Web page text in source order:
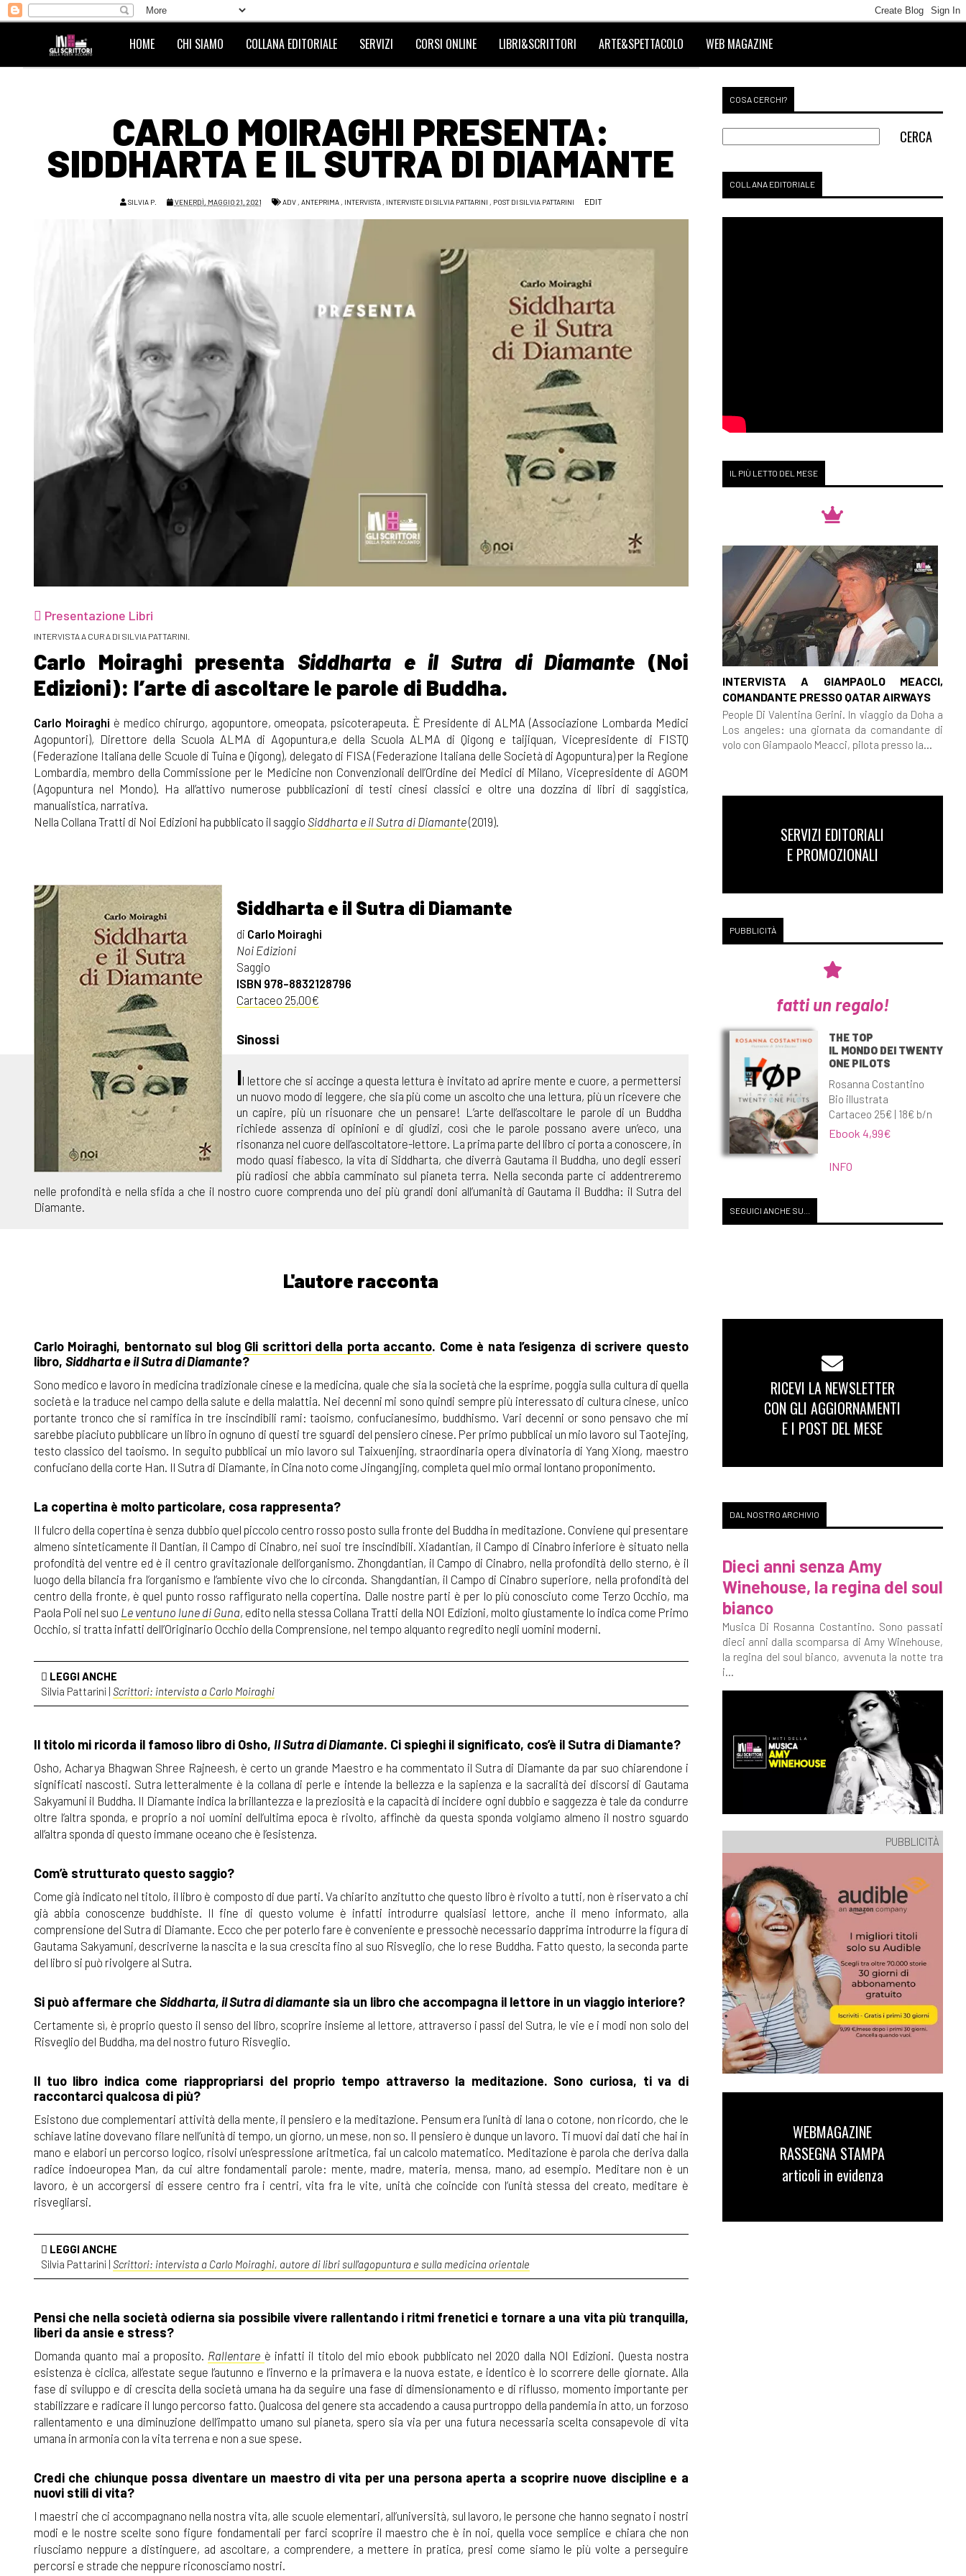
HOME CHI SIAMO COLLANA EDITORIALE SERVIZI CORSI ONLINE LIBRI&SCRITTORI ARTE&SPETTACOLO WEB MAGAZINE
CARLO MOIRAGHI PRESENTA:
SIDDHARTA E IL SUTRA DI DIAMANTE
SILVIA P. VENERDÌ, MAGGIO 21, 2021 ADV, ANTEPRIMA, INTERVISTA, INTERVISTE DI SILVIA PATTARINI , POST DI SILVIA PATTARINI EDIT
Presentazione Libri
INTERVISTA A CURA DI SILVIA PATTARINI.
Carlo Moiraghi presenta Siddharta e il Sutra di Diamante (Noi
Edizioni): l’arte di ascoltare le parole di Buddha.
Carlo Moiraghi è medico chirurgo, agopuntore, omeopata, psicoterapeuta. È Presidente di ALMA (Associazione Lombarda Medici
Agopuntori), Direttore della Scuola ALMA di Agopuntura,e della Scuola ALMA di Qigong e taijiquan, Vicepresidente di FISTQ
(Federazione Italiana delle Scuole di Tuina e Qigong), delegato di FISA (Federazione Italiana delle Società di Agopuntura) per la Regione
Lombardia, membro della Commissione per le Medicine non Convenzionali dell’Ordine dei Medici di Milano, Vicepresidente di AGOM
(Agopuntura nel Mondo). Ha all’attivo numerose pubblicazioni di testi cinesi classici e oltre una dozzina di libri di saggistica,
manualistica, narrativa.
Nella Collana Tratti di Noi Edizioni ha pubblicato il saggio Siddharta e il Sutra di Diamante(2019).
Siddharta e il Sutra di Diamante
di Carlo Moiraghi
Noi Edizioni
Saggio
ISBN 978-8832128796
Cartaceo 25,00€
Sinossi
Il lettore che si accinge a questa lettura è invitato ad aprire mente e cuore, a permettersi
un nuovo modo di leggere, che sia più come un ascolto che una lettura, più un ricevere che
un capire, più un risuonare che un pensare! L’arte dell’ascoltare le parole di un Buddha
richiede assenza di opinioni e di giudizi, così che le parole possano avere un’eco, una
risonanza nel cuore dell’ascoltatore-lettore. La prima parte del libro ci porta a conoscere, in
modo quasi fiabesco, la vita di Siddharta, che diverrà Gautama il Buddha, uno degli esseri
più radiosi che abbia camminato sul pianeta terra. Nella seconda parte ci addentreremo
nelle profondità e nella sfida a che il nostro cuore comprenda uno dei più grandi doni all’umanità di Gautama il Buddha: il Sutra del
Diamante.
L'autore racconta
Carlo Moiraghi, bentornato sul blog Gli scrittori della porta accanto. Come è nata l’esigenza di scrivere questo
libro, Siddharta e il Sutra di Diamante?
Sono medico e lavoro in medicina tradizionale cinese e la medicina, quale che sia la società che la esprime, poggia sulla cultura di quella
società e la traduce nel campo della salute e della malattia. Nei decenni mi sono quindi sempre più interessato di cultura cinese, unico
portante tronco che si ramifica in tre inscindibili rami: taoismo, confucianesimo, buddhismo. Vari decenni or sono pensavo che mi
sarebbe piaciuto pubblicare un libro in ognuno di questi tre sguardi del pensiero cinese. Per primo pubblicai un mio lavoro sul Taotejing,
testo classico del taoismo. In seguito pubblicai un mio lavoro sul Taixuenjing, straordinaria opera divinatoria di Yang Xiong, maestro
confuciano della corte Han. Il Sutra di Diamante, in Cina noto come Jingangjing, completa quel mio ormai lontano proponimento.
La copertina è molto particolare, cosa rappresenta?
Il fulcro della copertina è senza dubbio quel piccolo centro rosso posto sulla fronte del Buddha in meditazione. Conviene qui presentare
almeno sinteticamente il Dantian, il Campo di Cinabro, nei suoi tre inscindibili. Xiadantian, il Campo di Cinabro inferiore è situato nella
profondità del ventre ed è il centro gravitazionale dell’organismo. Zhongdantian, il Campo di Cinabro, nella profondità dello sterno, è il
luogo della bilancia fra l’organismo e l’ambiente vivo che lo circonda. Shangdantian, il Campo di Cinabro superiore, nella profondità del
centro della fronte, è quel punto rosso raffigurato nella copertina. Dalle nostre parti è per lo più conosciuto come Terzo Occhio, ma
Paola Poli nel suo Le ventuno lune di Guna, edito nella stessa Collana Tratti della NOI Edizioni, molto giustamente lo indica come Primo
Occhio, si tratta infatti dell’Originario Occhio della Comprensione, nel tempo alquanto regredito negli uomini moderni.
LEGGI ANCHE
Silvia Pattarini | Scrittori: intervista a Carlo Moiraghi
Il titolo mi ricorda il famoso libro di Osho, Il Sutra di Diamante. Ci spieghi il significato, cos’è il Sutra di Diamante?
Osho, Acharya Bhagwan Shree Rajneesh, è certo un grande Maestro e ha commentato il Sutra di Diamante da par suo chiarendone i
significati nascosti. Sutra letteralmente è la collana di perle e intende la bellezza e la sapienza e la sacralità dei discorsi di Gautama
Sakyamuni il Buddha. Il Diamante indica la brillantezza e la preziosità e la capacità di incidere ogni dubbio e saggezza è tale da condurre
oltre l’altra sponda, e proprio a noi uomini dell’ultima epoca è rivolto, affinchè da questa sponda volgiamo almeno il nostro sguardo
all’altra sponda di questo immane oceano che è l’esistenza.
Com’è strutturato questo saggio?
Come già indicato nel titolo, il libro è composto di due parti. Va chiarito anzitutto che questo libro è rivolto a tutti, non è riservato a chi
già abbia conoscenze buddhiste. Il fine di questo volume è infatti introdurre qualsiasi lettore, anche il meno informato, alla
comprensione del Sutra di Diamante. Ecco che per poterlo fare è conveniente e pressochè necessario dapprima introdurre la figura di
Gautama Sakyamuni, descriverne la nascita e la sua crescita fino al suo Risveglio, che lo rese Buddha. Fatto questo, la seconda parte
del libro si può rivolgere al Sutra.
Si può affermare che Siddharta, il Sutra di diamante sia un libro che accompagna il lettore in un viaggio interiore?
Certamente sì, è proprio questo il senso del libro, scoprire insieme al lettore, attraverso i passi del Sutra, le vie e i modi non solo del
Risveglio del Buddha, ma del nostro futuro Risveglio.
Il tuo libro indica come riappropriarsi del proprio tempo attraverso la meditazione. Sono curiosa, ti va di
raccontarci qualcosa di più?
Esistono due complementari attività della mente, il pensiero e la meditazione. Pensum era l’unità di lana o cotone, non ricordo, che le
schiave latine dovevano filare nell’unità di tempo, un giorno, un mese, non so. Il pensiero è dunque un lavoro. Ti muovi dai dati che hai in
mano e elabori un percorso logico, risolvi un’espressione aritmetica, fai un calcolo matematico. Meditazione è parola che deriva dalla
radice indoeuropea Man, da cui altre fondamentali parole: mente, madre, materia, mensa, mano, ad esempio. Meditare non è un
lavoro, è un accorgersi di essere centro fra i centri, vita fra le vite, unità che coincide con l’unità stessa del creato, meditare è
risvegliarsi.
LEGGI ANCHE
Silvia Pattarini | Scrittori: intervista a Carlo Moiraghi, autore di libri sull'agopuntura e sulla medicina orientale
Pensi che nella società odierna sia possibile vivere rallentando i ritmi frenetici e tornare a una vita più tranquilla,
liberi da ansie e stress?
Domanda quanto mai a proposito. Rallentare è infatti il titolo del mio ebook pubblicato nel 2020 dalla NOI Edizioni. Questa nostra
esistenza è ciclica, all’estate segue l’autunno e l’inverno e la primavera e la nuova estate, e identico è lo scorrere delle giornate. Alla
fase di sviluppo e di crescita della società umana ha da seguire una fase di dimensionamento e di riflusso, momento importante per
stabilizzare e radicare il lungo percorso fatto. Qualcosa del genere sta accadendo a causa purtroppo della pandemia in atto, un forzoso
rallentamento e una diminuzione dell’impatto umano sul pianeta, spero sia via per una futura necessaria scelta consapevole di vita
umana in armonia con la vita terrena e non a sue spese.
Credi che chiunque possa diventare un maestro di vita per una persona aperta a scoprire nuove discipline e a
nuovi stili di vita?
I maestri che ci accompagnano nella nostra vita, alle scuole elementari, all’università, sul lavoro, le persone che hanno segnato i nostri
modi e le nostre scelte sono figure fondamentali per farci scoprire il maestro che è in noi, quella voce semplice e chiara che non
riusciamo neppure a distinguere, ad ascoltare, a comprendere, a mettere in pratica, presi come siamo le più volte a perseguire
percorsi e strade che neppure riconosciamo nostri.
COSA CERCHI?
COLLANA EDITORIALE
IL PIÙ LETTO DEL MESE
INTERVISTA A GIAMPAOLO MEACCI,
COMANDANTE PRESSO QATAR AIRWAYS
People Di Valentina Gerini. In viaggio da Doha a
Los angeles: una giornata da comandante di
volo con Giampaolo Meacci, pilota presso la...
SERVIZI EDITORIALI
E PROMOZIONALI
PUBBLICITÀ
fatti un regalo!
THE TOP
IL MONDO DEI TWENTY
ONE PILOTS
Rosanna Costantino
Bio illustrata
Cartaceo 25€ | 18€ b/n
Ebook 4,99€
INFO
SEGUICI ANCHE SU...
RICEVI LA NEWSLETTER
CON GLI AGGIORNAMENTI
E I POST DEL MESE
DAL NOSTRO ARCHIVIO
Dieci anni senza Amy
Winehouse, la regina del soul
bianco
Musica Di Rosanna Costantino. Sono passati
dieci anni dalla scomparsa di Amy Winehouse,
la regina del soul bianco, avvenuta la notte tra
i...
PUBBLICITÀ
WEBMAGAZINE
RASSEGNA STAMPA
articoli in evidenza